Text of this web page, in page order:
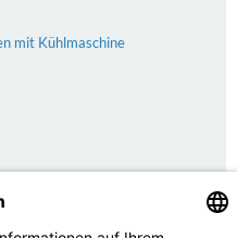
mit Kühlmaschine
ab 100€ Bestellwert